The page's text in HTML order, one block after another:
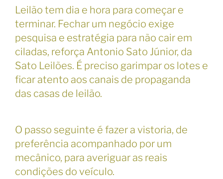
Leilão tem dia e hora para começar e
terminar. Fechar um negócio exige
pesquisa e estratégia para não cair em
ciladas, reforça Antonio Sato Júnior, da
Sato Leilões. É preciso garimpar os lotes e
ficar atento aos canais de propaganda
das casas de leilão.
O passo seguinte é fazer a vistoria, de
preferência acompanhado por um
mecânico, para averiguar as reais
condições do veículo.